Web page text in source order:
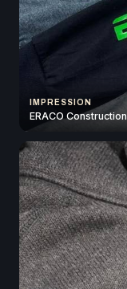
IMPRESSION
ERACO Construction